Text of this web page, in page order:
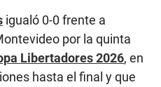
igualó 0-0 frente a
por la quinta
Libertadores 2026, en
hasta el final y que